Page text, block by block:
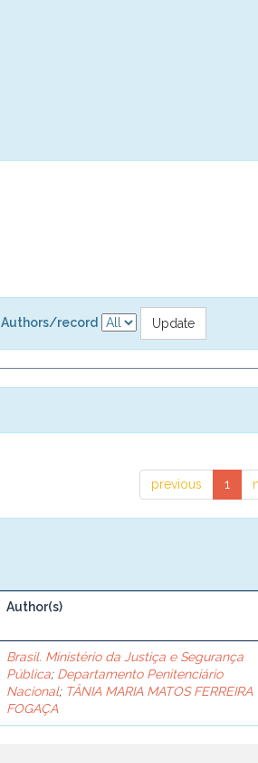
Authors/record
previous 1
Author(s)
Brasil. Ministério da Justiça e Segurança
Pública; Departamento Penitenciário
Nacional; TÂNIA MARIA MATOS FERREIRA
FOGAÇA